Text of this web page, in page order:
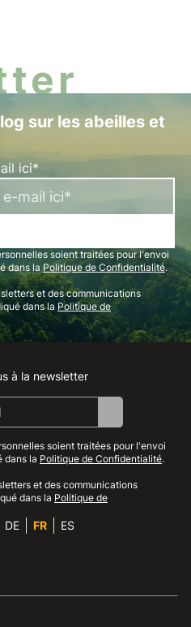
sur les abeilles et
ici*
soient traitées pour l'envoi
dans la Politique de Confidentialité.
et des communications
dans la Politique de
Instagram
Facebook
Linkedin
Youtube
à la newsletter
soient traitées pour l'envoi
dans la Politique de Confidentialité.
et des communications
dans la Politique de
DE FR ES